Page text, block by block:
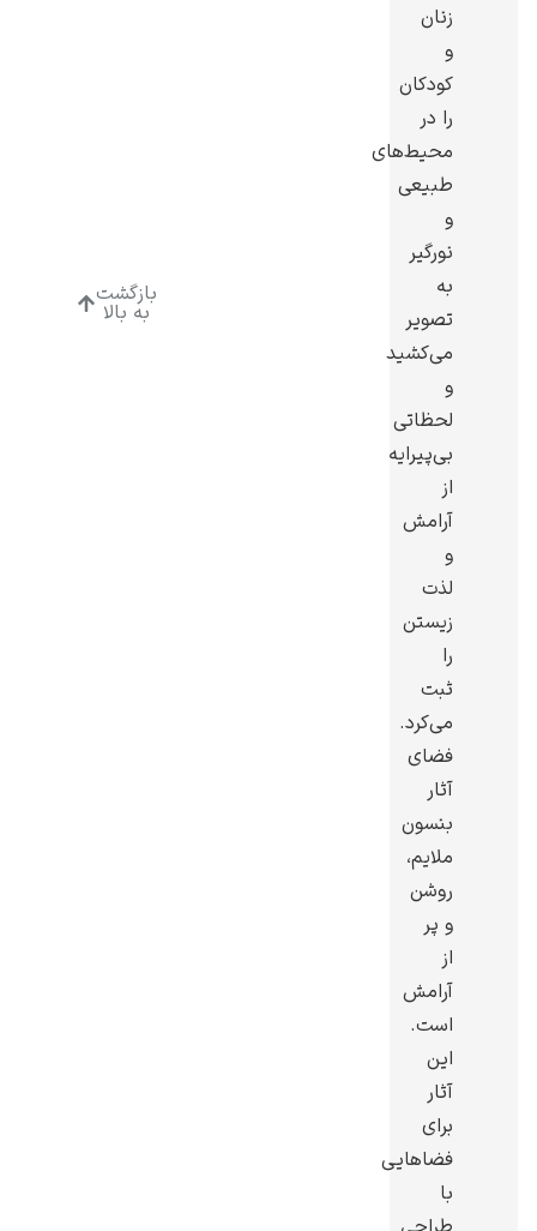
زنان
و
کودکان
را در
محیط‌های
طبیعی
و
نورگیر
به
تصویر
می‌کشید
و
لحظاتی
بی‌پیرایه
از
آرامش
و
لذت
زیستن
را
ثبت
می‌کرد.
فضای
آثار
بنسون
ملایم،
روشن
و پر
از
آرامش
است.
این
آثار
برای
فضاهایی
با
بازگشت
به بالا